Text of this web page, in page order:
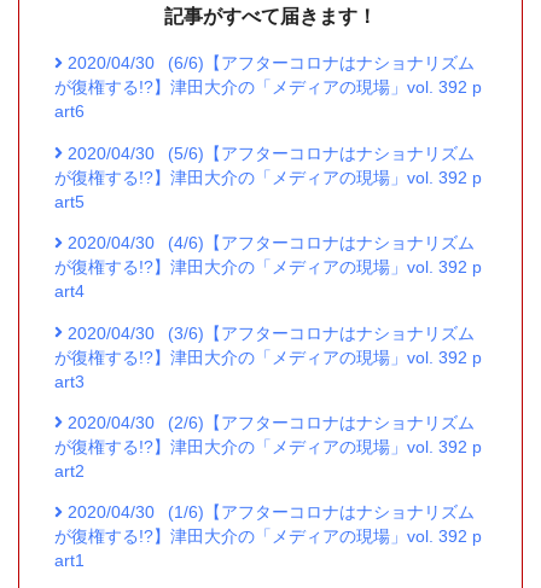
記事がすべて届きます！
2020/04/30
(6/6)【アフターコロナはナショナリズム
が復権する!?】津田大介の「メディアの現場」vol. 392 p
art6
2020/04/30
(5/6)【アフターコロナはナショナリズム
が復権する!?】津田大介の「メディアの現場」vol. 392 p
art5
2020/04/30
(4/6)【アフターコロナはナショナリズム
が復権する!?】津田大介の「メディアの現場」vol. 392 p
art4
2020/04/30
(3/6)【アフターコロナはナショナリズム
が復権する!?】津田大介の「メディアの現場」vol. 392 p
art3
2020/04/30
(2/6)【アフターコロナはナショナリズム
が復権する!?】津田大介の「メディアの現場」vol. 392 p
art2
2020/04/30
(1/6)【アフターコロナはナショナリズム
が復権する!?】津田大介の「メディアの現場」vol. 392 p
art1